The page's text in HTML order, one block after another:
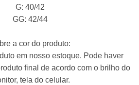
G: 40/42
GG: 42/44
a cor do produto:
em nosso estoque. Pode haver
final de acordo com o brilho do
tela do celular.